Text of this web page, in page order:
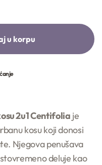
u korpu
2u1 Centifolia je
kosu koji donosi
Njegova penušava
deluje kao